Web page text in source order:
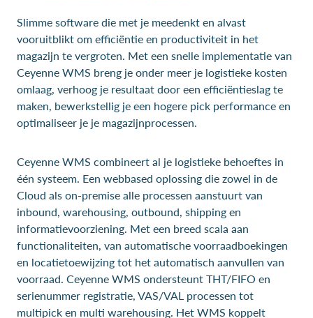
Slimme software die met je meedenkt en alvast
vooruitblikt om efficiëntie en productiviteit in het
magazijn te vergroten. Met een snelle implementatie van
Ceyenne WMS breng je onder meer je logistieke kosten
omlaag, verhoog je resultaat door een efficiëntieslag te
maken, bewerkstellig je een hogere pick performance en
optimaliseer je je magazijnprocessen.
Ceyenne WMS combineert al je logistieke behoeftes in
één systeem. Een webbased oplossing die zowel in de
Cloud als on-premise alle processen aanstuurt van
inbound, warehousing, outbound, shipping en
informatievoorziening. Met een breed scala aan
functionaliteiten, van automatische voorraadboekingen
en locatietoewijzing tot het automatisch aanvullen van
voorraad. Ceyenne WMS ondersteunt THT/FIFO en
serienummer registratie, VAS/VAL processen tot
multipick en multi warehousing. Het WMS koppelt